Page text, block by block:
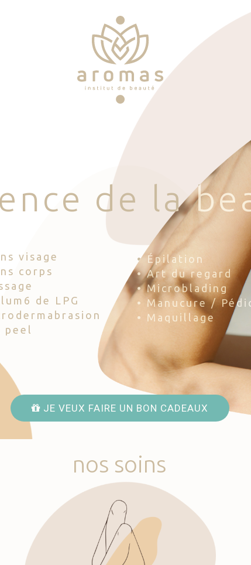
e nce d e la be
visage
corps
de LPG
peel
• Épilation
• Art du regard
• Microblading
• Manucure /
• Maquillage
JE VEUX FAIRE UN BON CADEAUX
nos soins